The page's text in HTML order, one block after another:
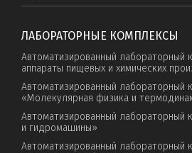
ЛАБОРАТОРНЫЕ КОМПЛЕКСЫ
Автоматизированный лабораторный
аппараты пищевых и химических
Автоматизированный лабораторный
«Молекулярная физика и
Автоматизированный лабораторный
и гидромашины»
Автоматизированный лабораторный